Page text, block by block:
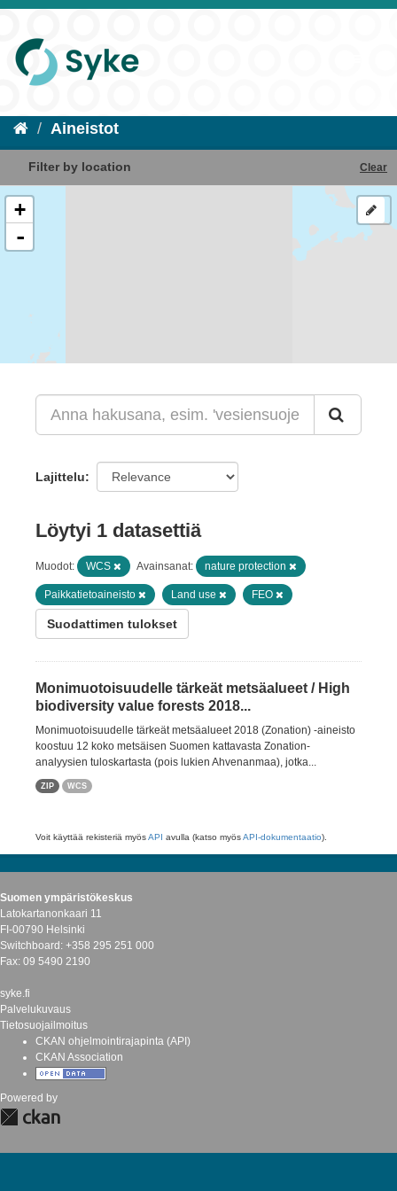
Aineistot
Filter by location Clear
+
-
Lajittelu
Löytyi 1 datasettiä
Muodot: WCS Avainsanat: nature protection
Paikkatietoaineisto Land use FEO
Suodattimen tulokset
Monimuotoisuudelle tärkeät metsäalueet / High
biodiversity value forests 2018...
Monimuotoisuudelle tärkeät metsäalueet 2018 (Zonation) -aineisto
koostuu 12 koko metsäisen Suomen kattavasta Zonation-
analyysien tuloskartasta (pois lukien Ahvenanmaa), jotka...
ZIP WCS
Voit käyttää rekisteriä myösAPI avulla (katso myösAPI-dokumentaatio).
Suomen ympäristökeskus
Latokartanonkaari 11
FI-00790 Helsinki
Switchboard: +358 295 251 000
Fax: 09 5490 2190
syke.fi
Palvelukuvaus
Tietosuojailmoitus
CKAN ohjelmointirajapinta (API)
CKAN Association
Powered by